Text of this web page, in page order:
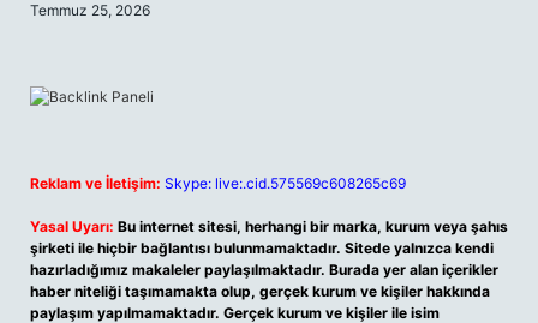
Temmuz 25, 2026
Reklam ve İletişim: Skype: live:.cid.575569c608265c69
Yasal Uyarı: Bu internet sitesi, herhangi bir marka, kurum veya şahıs
şirketi ile hiçbir bağlantısı bulunmamaktadır. Sitede yalnızca kendi
hazırladığımız makaleler paylaşılmaktadır. Burada yer alan içerikler
haber niteliği taşımamakta olup, gerçek kurum ve kişiler hakkında
paylaşım yapılmamaktadır. Gerçek kurum ve kişiler ile isim